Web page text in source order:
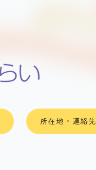
所在地・連絡先